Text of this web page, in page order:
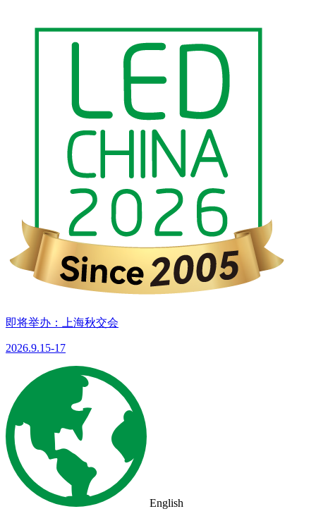
即将举办：上海秋交会
2026.9.15-17
English